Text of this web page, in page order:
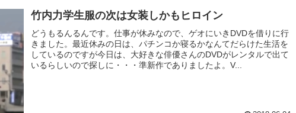
竹内力学生服の次は女装しかもヒロイン
どうもるんるんです。仕事が休みなので、ゲオにいきDVDを借りに行
きました。最近休みの日は、パチンコか寝るかなんてだらけた生活を
しているのですが今日は、大好きな俳優さんのDVDがレンタルで出て
いるらしいので探しに・・・準新作でありましたよ。V...